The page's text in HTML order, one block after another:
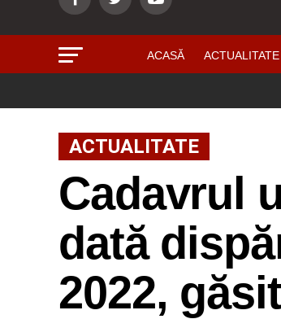
ACASĂ ACTUALITATE
ACTUALITATE
Cadavrul
dată
2022,